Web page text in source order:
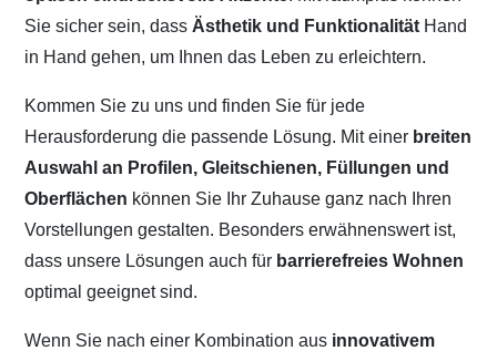
Sie sicher sein, dass Ästhetik und Funktionalität Hand
in Hand gehen, um Ihnen das Leben zu erleichtern.
Kommen Sie zu uns und finden Sie für jede
Herausforderung die passende Lösung. Mit einer breiten
Auswahl an Profilen, Gleitschienen, Füllungen und
Oberflächen können Sie Ihr Zuhause ganz nach Ihren
Vorstellungen gestalten. Besonders erwähnenswert ist,
dass unsere Lösungen auch für barrierefreies Wohnen
optimal geeignet sind.
Wenn Sie nach einer Kombination aus innovativem